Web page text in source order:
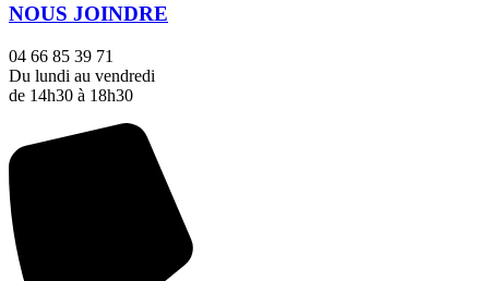
NOUS JOINDRE
04 66 85 39 71
Du lundi au vendredi
de 14h30 à 18h30